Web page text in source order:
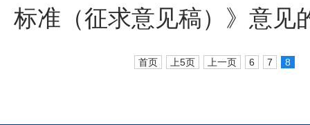
标准（征求意见稿）》意见
首页 上5页 上一页 6 7 8